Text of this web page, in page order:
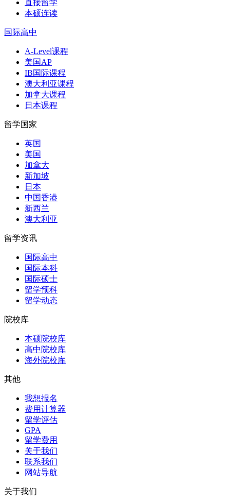
直接留学
本硕连读
国际高中
A-Level课程
美国AP
IB国际课程
澳大利亚课程
加拿大课程
日本课程
留学国家
英国
美国
加拿大
新加坡
日本
中国香港
新西兰
澳大利亚
留学资讯
国际高中
国际本科
国际硕士
留学预科
留学动态
院校库
本硕院校库
高中院校库
海外院校库
其他
我想报名
费用计算器
留学评估
GPA
留学费用
关于我们
联系我们
网站导航
关于我们